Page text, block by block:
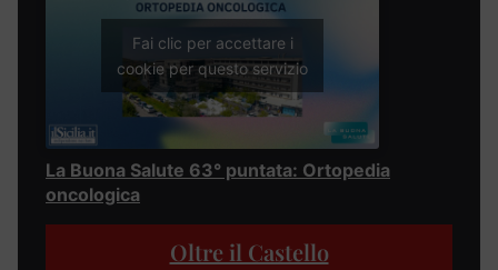
Fai clic per accettare i
cookie per questo servizio
La Buona Salute 63° puntata: Ortopedia
oncologica
Oltre il Castello